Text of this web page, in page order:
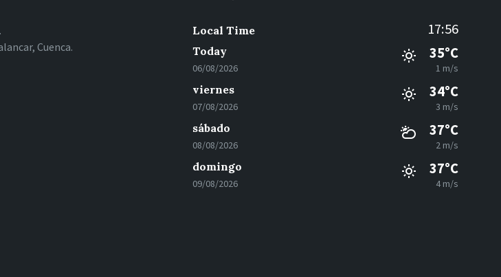
Cuenca.
Local Time 17:56
Today
06/08/2026
35°C
1 m/s
viernes
07/08/2026
34°C
3 m/s
sábado
08/08/2026
37°C
2 m/s
domingo
09/08/2026
37°C
4 m/s